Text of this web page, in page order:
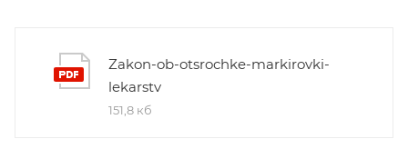
Zakon-ob-otsrochke-markirovki-
lekarstv
151,8 кб